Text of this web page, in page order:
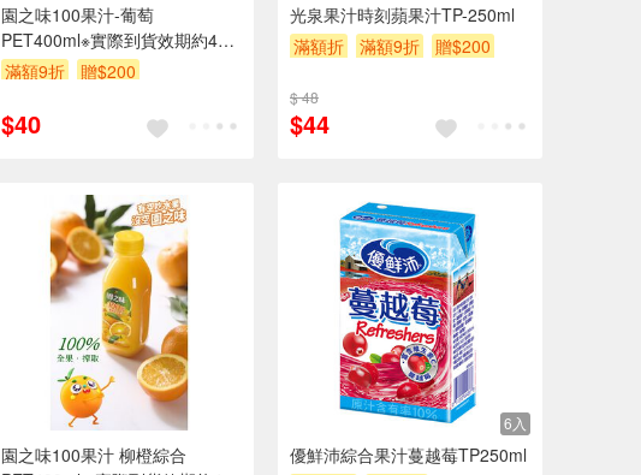
園之味100果汁-葡萄
PET400ml※實際到貨效期約4天
以上
滿額9折 贈$200
$40
光泉果汁時刻蘋果汁TP-250ml
滿額折
滿額9折 贈$200
$ 48
$44
園之味100果汁 柳橙綜合
6入
優鮮沛綜合果汁蔓越莓TP250ml